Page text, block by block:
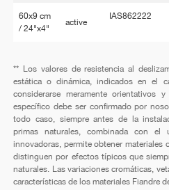
60x9 cm
/ 24"x4"
active
IAS862222
** Los valores de resistencia al
estática o dinámica, indicados en el
considerarse meramente orientativos
específico debe ser confirmado por
todo caso, siempre antes de la
primas naturales, combinada con el
innovadoras, permite obtener materiales
distinguen por efectos típicos que
naturales. Las variaciones cromáticas,
características de los materiales Fiandre